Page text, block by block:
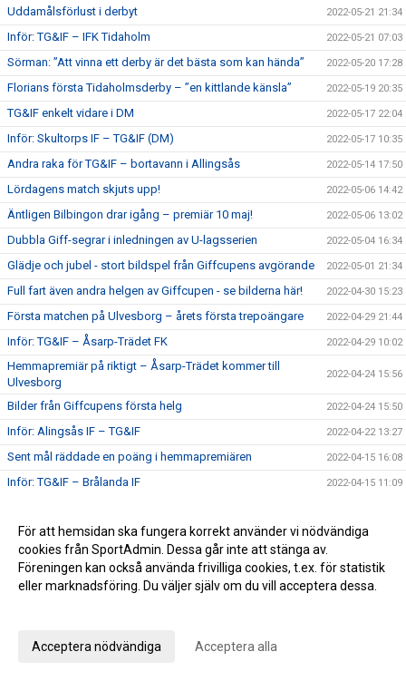
Uddamålsförlust i derbyt 2022-05-21 21:34
Inför: TG&IF – IFK Tidaholm 2022-05-21 07:03
Sörman: ”Att vinna ett derby är det bästa som kan hända” 2022-05-20 17:28
Florians första Tidaholmsderby – ”en kittlande känsla” 2022-05-19 20:35
TG&IF enkelt vidare i DM 2022-05-17 22:04
Inför: Skultorps IF – TG&IF (DM) 2022-05-17 10:35
Andra raka för TG&IF – bortavann i Allingsås 2022-05-14 17:50
Lördagens match skjuts upp! 2022-05-06 14:42
Äntligen Bilbingon drar igång – premiär 10 maj! 2022-05-06 13:02
Dubbla Giff-segrar i inledningen av U-lagsserien 2022-05-04 16:34
Glädje och jubel - stort bildspel från Giffcupens avgörande 2022-05-01 21:34
Full fart även andra helgen av Giffcupen - se bilderna här! 2022-04-30 15:23
Första matchen på Ulvesborg – årets första trepoängare 2022-04-29 21:44
Inför: TG&IF – Åsarp-Trädet FK 2022-04-29 10:02
Hemmapremiär på riktigt – Åsarp-Trädet kommer till
Ulvesborg
2022-04-24 15:56
Bilder från Giffcupens första helg 2022-04-24 15:50
Inför: Alingsås IF – TG&IF 2022-04-22 13:27
Sent mål räddade en poäng i hemmapremiären 2022-04-15 16:08
Inför: TG&IF – Brålanda IF 2022-04-15 11:09
Höjdpunkter från premiären mot Holmalunds IF 2022-04-08 22:53
Inför: Holmalunds IF – TG&IF
TG&IF flyttar fram första Giffcupen-helgen 2022-04-04 20:34
För att hemsidan ska fungera korrekt använder vi nödvändiga
cookies från SportAdmin. Dessa går inte att stänga av.
Föreningen kan också använda frivilliga cookies, t.ex. för statistik
eller marknadsföring. Du väljer själv om du vill acceptera dessa.
Acceptera nödvändiga Acceptera alla